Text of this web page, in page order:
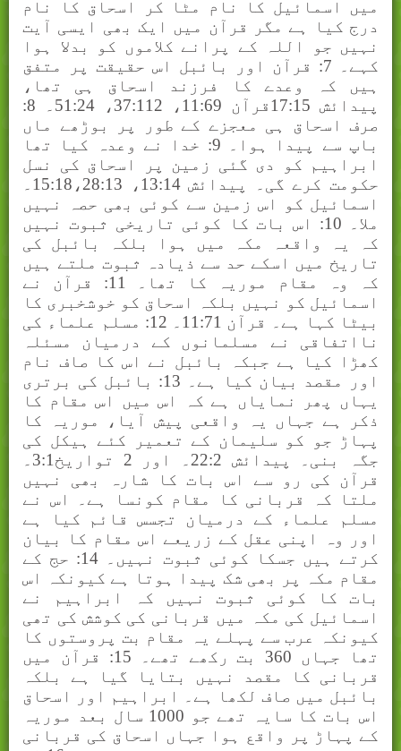
میں اسمائیل کا نام مٹا کر اسحاق کا نام
درج کیا ہے مگر قرآن میں ایک بھی ایسی آیت
نہیں جو اللہ کے پرانے کلاموں کو بدلا ہوا
کہے۔ 7: قرآن اور بائبل اس حقیقت پر متفق
ہیں کہ وعدے کا فرزند اسحاق ہی تھا،
پیدائش 17:15قرآن 11:69، 37:112، 51:24۔ 8:
صرف اسحاق ہی معجزے کے طور پر بوڑھے ماں
باپ سے پیدا ہوا۔ 9: خدا نے وعدہ کیا تھا
ابراہیم کو دی گئی زمین پر اسحاق کی نسل
حکومت کرے گی۔ پیدائش 13:14، 15:18،28:13۔
اسمائیل کو اس زمین سے کوئی بھی حصہ نہیں
ملا۔ 10: اس بات کا کوئی تاریخی ثبوت نہیں
کہ یہ واقعہ مکہ میں ہوا بلکہ بائبل کی
تاریخ میں اسکے حد سے ذیادہ ثبوت ملتے ہیں
کہ وہ مقام موریہ کا تھا۔ 11: قرآن نے
اسمائیل کو نہیں بلکہ اسحاق کو خوشخبری کا
بیٹا کہا ہے۔ قرآن 11:71۔ 12: مسلم علماء کی
نااتفاقی نے مسلمانوں کے درمیان مسئلہ
کھڑا کیا ہے جبکہ بائبل نے اس کا صاف نام
اور مقصد بیان کیا ہے۔ 13: بائبل کی برتری
یہاں پھر نمایاں ہے کہ اس میں اس مقام کا
ذکر ہے جہاں یہ واقعی پیش آیا، موریہ کا
پہاڑ جو کو سلیمان کے تعمیر کئے ہیکل کی
جگہ بنی۔ پیدائش 22:2۔ اور 2 تواریخ3:1۔
قرآن کی رو سے اس بات کا شارہ بھی نہیں
ملتا کہ قربانی کا مقام کونسا ہے۔ اس نے
مسلم علماء کے درمیان تجسس قائم کیا ہے
اور وہ اپنی عقل کے زریعے اس مقام کا بیان
کرتے ہیں جسکا کوئی ثبوت نہیں۔ 14: حج کے
مقام مکہ پر بھی شک پیدا ہوتا ہے کیونکہ اس
بات کا کوئی ثبوت نہیں کہ ابراہیم نے
اسمائیل کی مکہ میں قربانی کی کوشش کی تھی
کیونکہ عرب سے پہلے یہ مقام بت پروستوں کا
تھا جہاں 360 بت رکھے تھے۔ 15: قرآن میں
قربانی کا مقصد نہیں بتایا گیا ہے بلکہ
بائبل میں صاف لکھا ہے۔ ابراہیم اور اسحاق
اس بات کا سایہ تھے جو 1000 سال بعد موریہ
کے پہاڑ پر واقع ہوا جہاں اسحاق کی قربانی